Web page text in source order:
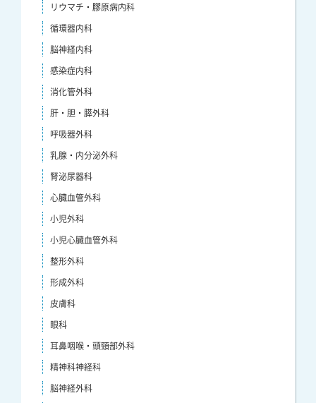
リウマチ・膠原病内科
循環器内科
脳神経内科
感染症内科
消化管外科
肝・胆・膵外科
呼吸器外科
乳腺・内分泌外科
腎泌尿器科
心臓血管外科
小児外科
小児心臓血管外科
整形外科
形成外科
皮膚科
眼科
耳鼻咽喉・頭頸部外科
精神科神経科
脳神経外科